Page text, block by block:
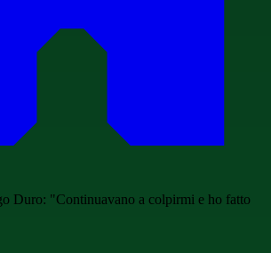
Duro: "Continuavano a colpirmi e ho fatto